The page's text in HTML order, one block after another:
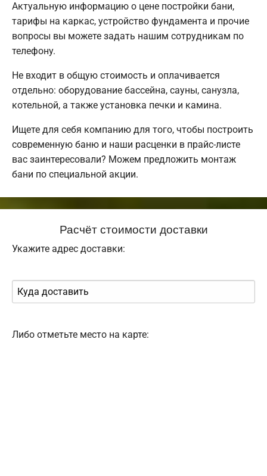
Актуальную информацию о цене постройки бани,
тарифы на каркас, устройство фундамента и прочие
вопросы вы можете задать нашим сотрудникам по
телефону.
Не входит в общую стоимость и оплачивается
отдельно: оборудование бассейна, сауны, санузла,
котельной, а также установка печки и камина.
Ищете для себя компанию для того, чтобы построить
современную баню и наши расценки в прайс-листе
вас заинтересовали? Можем предложить монтаж
бани по специальной акции.
Расчёт стоимости доставки
Укажите адрес доставки:
Либо отметьте место на карте: